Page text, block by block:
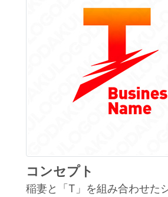
コンセプト
稲妻と「T」を組み合わせた